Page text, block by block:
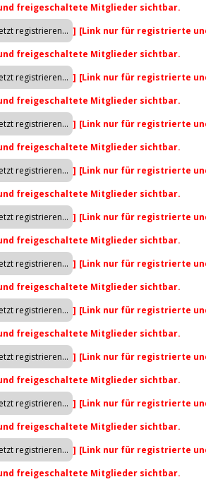
freigeschaltete Mitglieder sichtbar.
] [Link nur für registrierte
freigeschaltete Mitglieder sichtbar.
] [Link nur für registrierte
freigeschaltete Mitglieder sichtbar.
] [Link nur für registrierte
freigeschaltete Mitglieder sichtbar.
] [Link nur für registrierte
freigeschaltete Mitglieder sichtbar.
] [Link nur für registrierte
freigeschaltete Mitglieder sichtbar.
] [Link nur für registrierte
freigeschaltete Mitglieder sichtbar.
] [Link nur für registrierte
freigeschaltete Mitglieder sichtbar.
] [Link nur für registrierte
freigeschaltete Mitglieder sichtbar.
] [Link nur für registrierte
freigeschaltete Mitglieder sichtbar.
] [Link nur für registrierte
freigeschaltete Mitglieder sichtbar.